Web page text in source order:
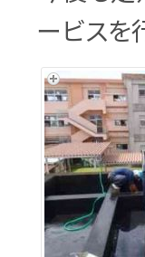
ービスを